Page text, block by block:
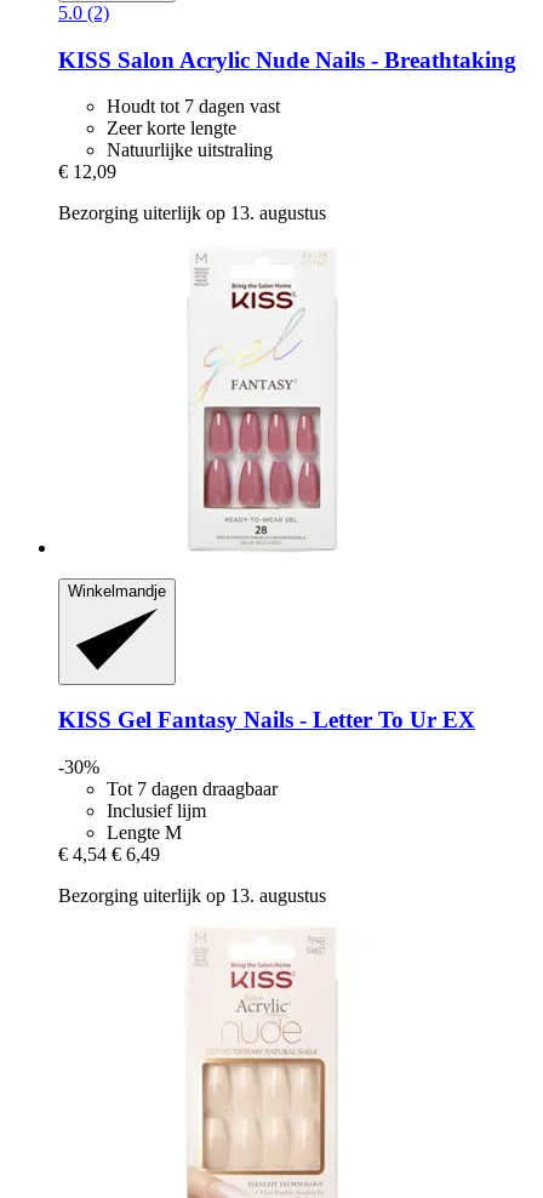
5.0 (2)
KISS Salon Acrylic Nude Nails -​ Breathtaking
Houdt tot 7 dagen vast
Zeer korte lengte
Natuurlijke uitstraling
€ 12,09
Bezorging uiterlijk op 13. augustus
Winkelmandje
KISS Gel Fantasy Nails -​ Letter To Ur EX
-30%
Tot 7 dagen draagbaar
Inclusief lijm
Lengte M
€ 4,54 € 6,49
Bezorging uiterlijk op 13. augustus